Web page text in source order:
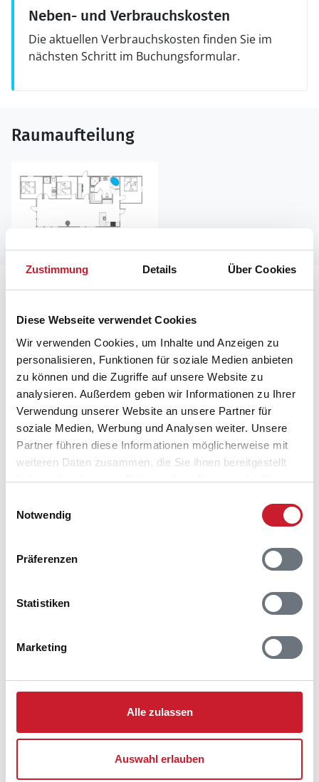
Zustimmung Details Über Cookies
Diese Webseite verwendet Cookies
Wir verwenden Cookies, um Inhalte und Anzeigen zu
personalisieren, Funktionen für soziale Medien anbieten
zu können und die Zugriffe auf unsere Website zu
analysieren. Außerdem geben wir Informationen zu Ihrer
Verwendung unserer Website an unsere Partner für
soziale Medien, Werbung und Analysen weiter. Unsere
Partner führen diese Informationen möglicherweise mit
weiteren Daten zusammen, die Sie ihnen bereitgestellt
haben oder die sie im Rahmen Ihrer Nutzung der Dienste
Notwendig
Präferenzen
Statistiken
Marketing
Alle zulassen
Auswahl erlauben
Neben- und Verbrauchskosten
Die aktuellen Verbrauchskosten finden Sie im
nächsten Schritt im Buchungsformular.
Raumaufteilung
Lageplan
Adresse
Ferienhaus 40653
Blåbærvej 3D
Henne Strand
6854 Henne
Belegungskalender
Reisedauer auswählen
Anzahl Reisende auswählen